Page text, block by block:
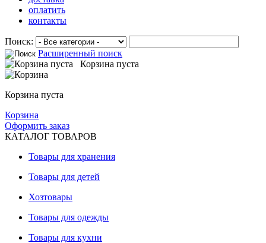
оплатить
контакты
Поиск:
Расширенный поиск
Корзина пуста
Корзина пуста
Корзина
Оформить заказ
КАТАЛОГ ТОВАРОВ
Товары для хранения
Товары для детей
Хозтовары
Товары для одежды
Товары для кухни